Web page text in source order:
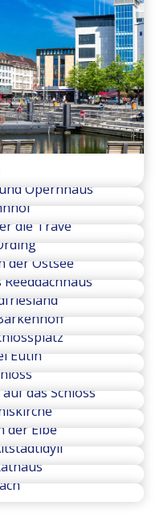
Opernhaus
die Trave
der Ostsee
Eutin
das Schloss
der Elbe